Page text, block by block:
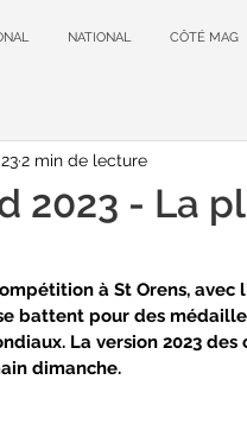
NATIONAL CÔTÉ MAG
2023 - La
2 min de lecture
à St Orens,
battent pour des
La version 2023
dimanche.